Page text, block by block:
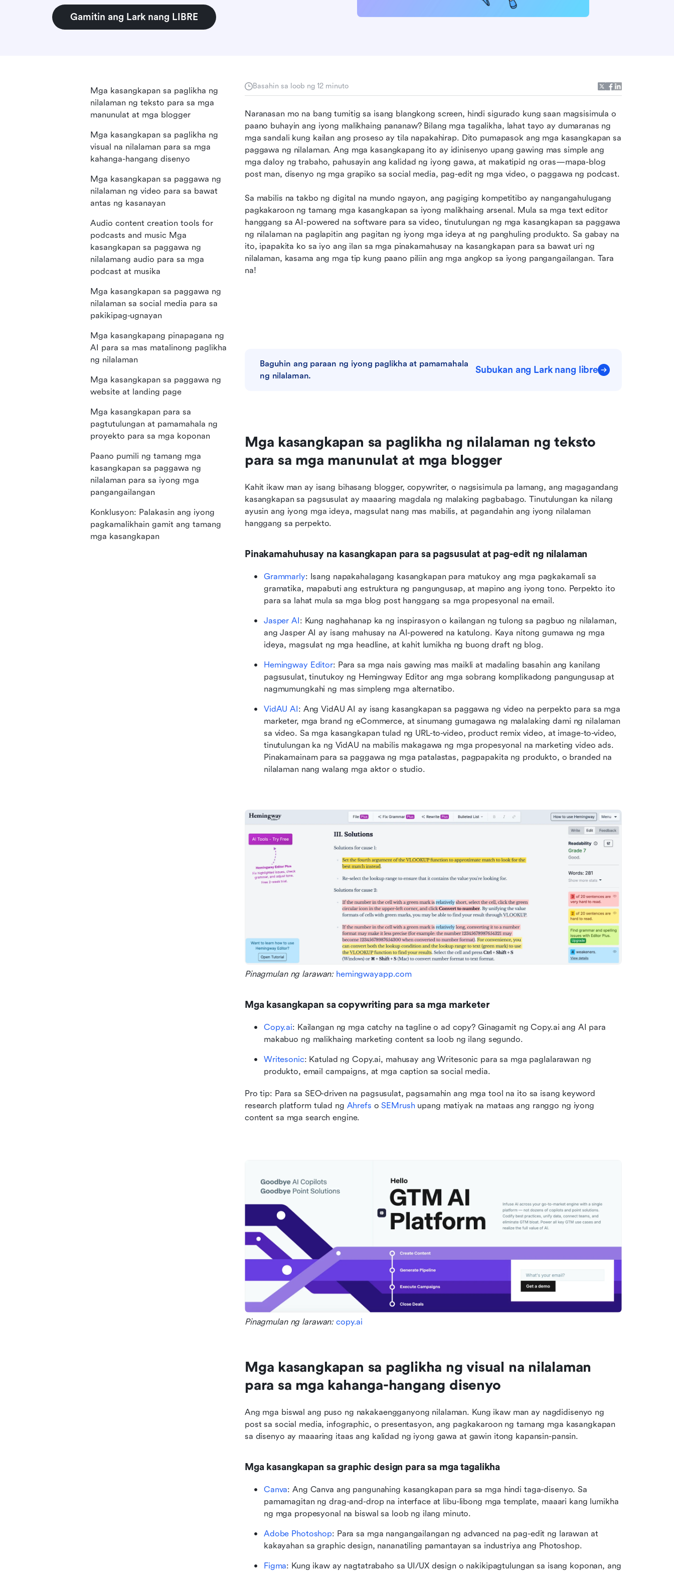
Gamitin ang Lark nang LIBRE
Basahin sa loob ng 12 minuto
Naranasan mo na bang tumitig sa isang blangkong screen, hindi sigurado kung saan magsisimula o
paano buhayin ang iyong malikhaing pananaw? Bilang mga tagalikha, lahat tayo ay dumaranas ng
mga sandali kung kailan ang proseso ay tila napakahirap. Dito pumapasok ang mga kasangkapan sa
paggawa ng nilalaman. Ang mga kasangkapang ito ay idinisenyo upang gawing mas simple ang
mga daloy ng trabaho, pahusayin ang kalidad ng iyong gawa, at makatipid ng oras—mapa-blog
post man, disenyo ng mga grapiko sa social media, pag-edit ng mga video, o paggawa ng podcast.
Sa mabilis na takbo ng digital na mundo ngayon, ang pagiging kompetitibo ay nangangahulugang
pagkakaroon ng tamang mga kasangkapan sa iyong malikhaing arsenal. Mula sa mga text editor
hanggang sa AI-powered na software para sa video, tinutulungan ng mga kasangkapan sa paggawa
ng nilalaman na paglapitin ang pagitan ng iyong mga ideya at ng panghuling produkto. Sa gabay na
ito, ipapakita ko sa iyo ang ilan sa mga pinakamahusay na kasangkapan para sa bawat uri ng
nilalaman, kasama ang mga tip kung paano piliin ang mga angkop sa iyong pangangailangan. Tara
na!
Baguhin ang paraan ng iyong paglikha at pamamahala
ng nilalaman.
Subukan ang Lark nang libre
Mga kasangkapan sa paglikha ng nilalaman ng teksto
para sa mga manunulat at mga blogger
Kahit ikaw man ay isang bihasang blogger, copywriter, o nagsisimula pa lamang, ang magagandang
kasangkapan sa pagsusulat ay maaaring magdala ng malaking pagbabago. Tinutulungan ka nilang
ayusin ang iyong mga ideya, magsulat nang mas mabilis, at pagandahin ang iyong nilalaman
hanggang sa perpekto.
Pinakamahuhusay na kasangkapan para sa pagsusulat at pag-edit ng nilalaman
Grammarly: Isang napakahalagang kasangkapan para matukoy ang mga pagkakamali sa
gramatika, mapabuti ang estruktura ng pangungusap, at mapino ang iyong tono. Perpekto ito
para sa lahat mula sa mga blog post hanggang sa mga propesyonal na email.
Jasper AI: Kung naghahanap ka ng inspirasyon o kailangan ng tulong sa pagbuo ng nilalaman,
ang Jasper AI ay isang mahusay na AI-powered na katulong. Kaya nitong gumawa ng mga
ideya, magsulat ng mga headline, at kahit lumikha ng buong draft ng blog.
Hemingway Editor: Para sa mga nais gawing mas maikli at madaling basahin ang kanilang
pagsusulat, tinutukoy ng Hemingway Editor ang mga sobrang komplikadong pangungusap at
nagmumungkahi ng mas simpleng mga alternatibo.
VidAU AI: Ang VidAU AI ay isang kasangkapan sa paggawa ng video na perpekto para sa mga
marketer, mga brand ng eCommerce, at sinumang gumagawa ng malalaking dami ng nilalaman
sa video. Sa mga kasangkapan tulad ng URL-to-video, product remix video, at image-to-video,
tinutulungan ka ng VidAU na mabilis makagawa ng mga propesyonal na marketing video ads.
Pinakamainam para sa paggawa ng mga patalastas, pagpapakita ng produkto, o branded na
nilalaman nang walang mga aktor o studio.
Pinagmulan ng larawan: hemingwayapp.com
Mga kasangkapan sa copywriting para sa mga marketer
Copy.ai: Kailangan ng mga catchy na tagline o ad copy? Ginagamit ng Copy.ai ang AI para
makabuo ng malikhaing marketing content sa loob ng ilang segundo.
Writesonic: Katulad ng Copy.ai, mahusay ang Writesonic para sa mga paglalarawan ng
produkto, email campaigns, at mga caption sa social media.
Pro tip: Para sa SEO-driven na pagsusulat, pagsamahin ang mga tool na ito sa isang keyword
research platform tulad ng Ahrefs o SEMrush upang matiyak na mataas ang ranggo ng iyong
content sa mga search engine.
Pinagmulan ng larawan: copy.ai
Mga kasangkapan sa paglikha ng visual na nilalaman
para sa mga kahanga-hangang disenyo
Ang mga biswal ang puso ng nakakaengganyong nilalaman. Kung ikaw man ay nagdidisenyo ng
post sa social media, infographic, o presentasyon, ang pagkakaroon ng tamang mga kasangkapan
sa disenyo ay maaaring itaas ang kalidad ng iyong gawa at gawin itong kapansin-pansin.
Mga kasangkapan sa graphic design para sa mga tagalikha
Canva: Ang Canva ang pangunahing kasangkapan para sa mga hindi taga-disenyo. Sa
pamamagitan ng drag-and-drop na interface at libu-libong mga template, maaari kang lumikha
ng mga propesyonal na biswal sa loob ng ilang minuto.
Adobe Photoshop: Para sa mga nangangailangan ng advanced na pag-edit ng larawan at
kakayahan sa graphic design, nananatiling pamantayan sa industriya ang Photoshop.
Figma: Kung ikaw ay nagtatrabaho sa UI/UX design o nakikipagtulungan sa isang koponan, ang
Mga kasangkapan sa paglikha ng
nilalaman ng teksto para sa mga
manunulat at mga blogger
Mga kasangkapan sa paglikha ng
visual na nilalaman para sa mga
kahanga-hangang disenyo
Mga kasangkapan sa paggawa ng
nilalaman ng video para sa bawat
antas ng kasanayan
Audio content creation tools for
podcasts and music Mga
kasangkapan sa paggawa ng
nilalamang audio para sa mga
podcast at musika
Mga kasangkapan sa paggawa ng
nilalaman sa social media para sa
pakikipag-ugnayan
Mga kasangkapang pinapagana ng
AI para sa mas matalinong paglikha
ng nilalaman
Mga kasangkapan sa paggawa ng
website at landing page
Mga kasangkapan para sa
pagtutulungan at pamamahala ng
proyekto para sa mga koponan
Paano pumili ng tamang mga
kasangkapan sa paggawa ng
nilalaman para sa iyong mga
pangangailangan
Konklusyon: Palakasin ang iyong
pagkamalikhain gamit ang tamang
mga kasangkapan